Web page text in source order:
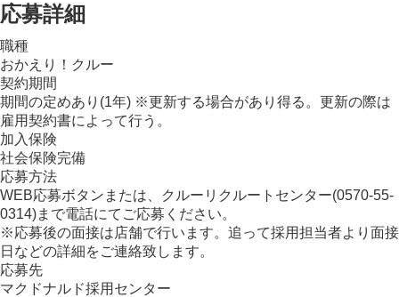
応募詳細
職種
おかえり！クルー
契約期間
期間の定めあり(1年) ※更新する場合があり得る。更新の際は
雇用契約書によって行う。
加入保険
社会保険完備
応募方法
WEB応募ボタンまたは、クルーリクルートセンター(0570-55-
0314)まで電話にてご応募ください。
※応募後の面接は店舗で行います。追って採用担当者より面接
日などの詳細をご連絡致します。
応募先
マクドナルド採用センター